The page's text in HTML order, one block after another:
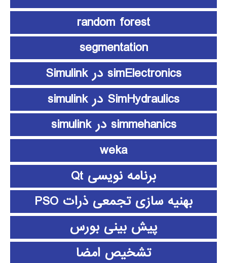
random forest
segmentation
simElectronics در Simulink
SimHydraulics در simulink
simmehanics در simulink
weka
برنامه نویسی Qt
بهنیه سازی تجمعی ذرات PSO
پیش بینی بورس
تشخیص امضا